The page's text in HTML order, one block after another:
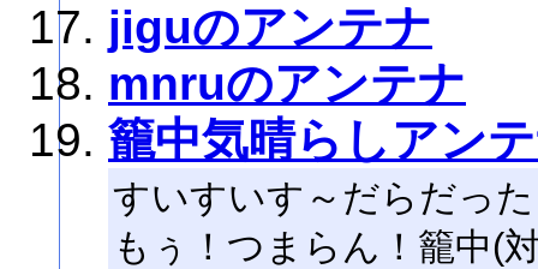
jiguのアンテナ
mnruのアンテナ
籠中気晴らしアン
すいすいす～だらだっ
もぅ！つまらん！籠中(